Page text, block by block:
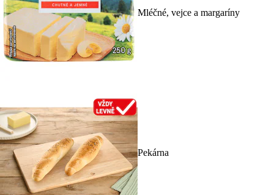
Mléčné, vejce a margaríny
Pekárna